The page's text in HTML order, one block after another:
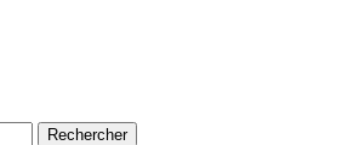
Rechercher